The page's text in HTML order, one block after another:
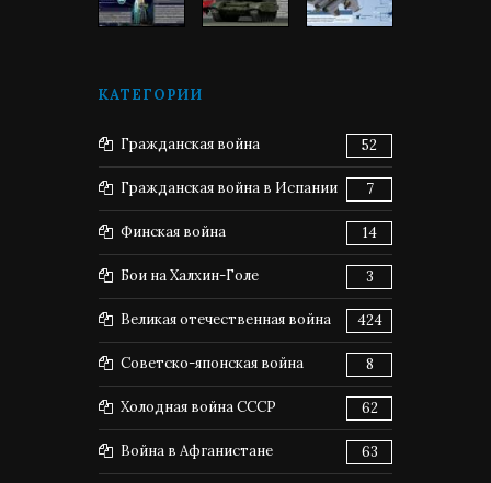
КАТЕГОРИИ
Гражданская война 52
Гражданская война в Испании 7
Финская война 14
Бои на Халхин-Голе 3
Великая отечественная война 424
Советско-японская война 8
Холодная война СССР 62
Война в Афганистане 63